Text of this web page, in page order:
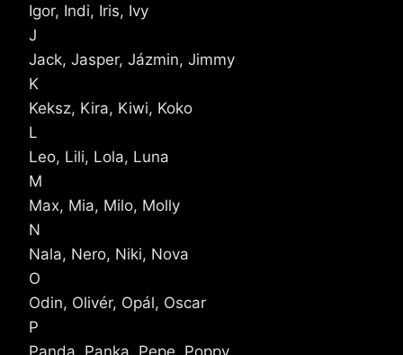
Igor, Indi, Iris, Ivy
J
Jack, Jasper, Jázmin, Jimmy
K
Keksz, Kira, Kiwi, Koko
L
Leo, Lili, Lola, Luna
M
Max, Mia, Milo, Molly
N
Nala, Nero, Niki, Nova
O
Odin, Olivér, Opál, Oscar
P
Panda, Panka, Pepe, Poppy